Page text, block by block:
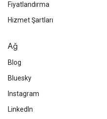
Fiyatlandırma
Hizmet Şartları
Ağ
Blog
Bluesky
Instagram
LinkedIn